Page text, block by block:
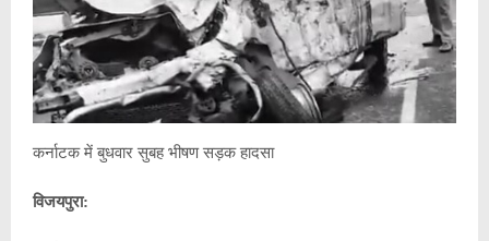
कर्नाटक में बुधवार सुबह भीषण सड़क हादसा
विजयपुरा: